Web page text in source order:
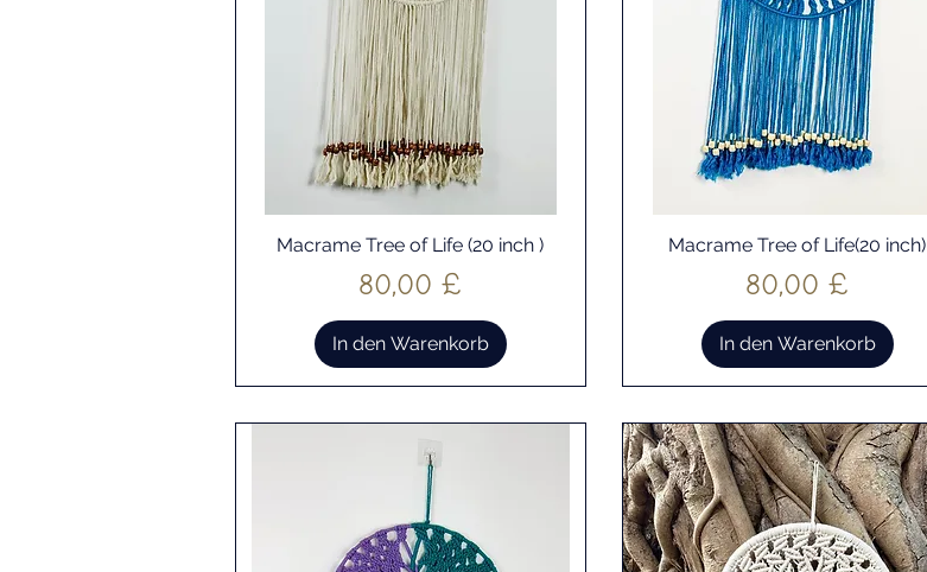
Schnellansicht
Macrame Tree of Life (20 inch )
Preis
80,00 £
In den Warenkorb
Schnellansicht
Macrame Tree of Life(20 inch)
Preis
80,00 £
In den Warenkorb